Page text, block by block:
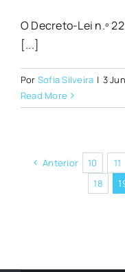
O Decreto-Lei n.º
[...]
Por Sofia Silveira | 3
Read More
Anterior 10 11
18